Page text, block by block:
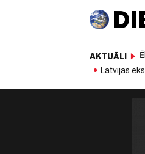
AKTUĀLI
Latvijas